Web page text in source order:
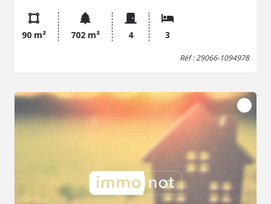
Grenier non accessible. - Au sous-sol : Entrée, cave
compartimentée en 3 pièces aménagée, WC lavabo.
Garage. Terrain clos attenant.
90 m² 702 m² 4 3
Réf : 29066-1094978